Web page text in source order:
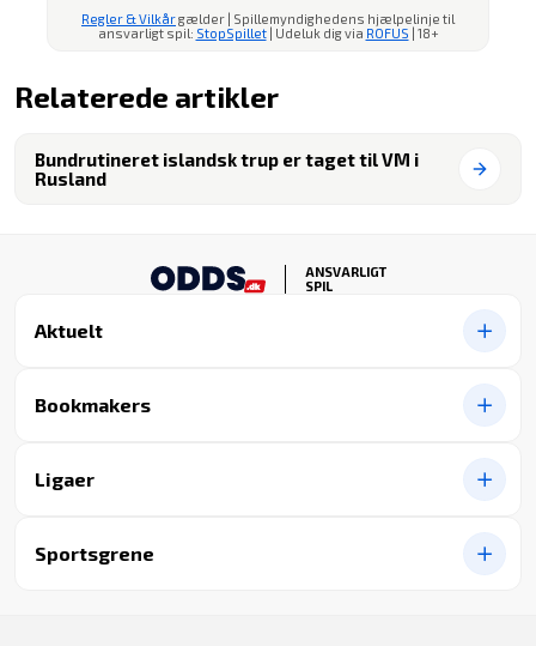
Regler & Vilkårgælder | Spillemyndighedens hjælpelinje til
ansvarligt spil: StopSpillet| Udeluk dig via ROFUS | 18+
Relaterede artikler
Bundrutineret islandsk trup er taget til VM i
Rusland
Aktuelt
Bookmakers
Ligaer
Sportsgrene
ANSVARLIGT
SPIL